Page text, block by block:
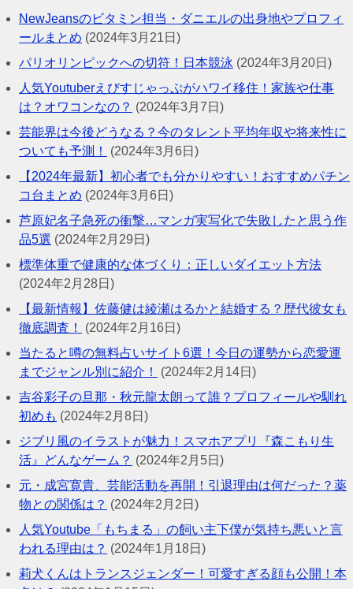
NewJeansのビタミン担当・ダニエルの出身地やプロフィ
ールまとめ (2024年3月21日)
パリオリンピックへの切符！日本競泳 (2024年3月20日)
人気Youtuberえびすじゃっぷがハワイ移住！家族や仕事
は？オワコンなの？ (2024年3月7日)
芸能界は今後どうなる？今のタレント平均年収や将来性に
ついても予測！
(2024年3月6日)
【2024年最新】初心者でも分かりやすい！おすすめパチン
コ台まとめ (2024年3月6日)
芦原妃名子急死の衝撃…マンガ実写化で失敗したと思う作
品5選 (2024年2月29日)
標準体重で健康的な体づくり：正しいダイエット方法
(2024年2月28日)
【最新情報】佐藤健は綾瀬はるかと結婚する？歴代彼女も
徹底調査！
(2024年2月16日)
当たると噂の無料占いサイト6選！今日の運勢から恋愛運
までジャンル別に紹介！
(2024年2月14日)
吉谷彩子の旦那・秋元龍太朗って誰？プロフィールや馴れ
初めも (2024年2月8日)
ジブリ風のイラストが魅力！スマホアプリ『森こもり生
活』どんなゲーム？ (2024年2月5日)
元・成宮寛貴、芸能活動を再開！引退理由は何だった？薬
物との関係は？ (2024年2月2日)
人気Youtube「もちまる」の飼い主下僕が気持ち悪いと言
われる理由は？ (2024年1月18日)
莉犬くんはトランスジェンダー！可愛すぎる顔も公開！本